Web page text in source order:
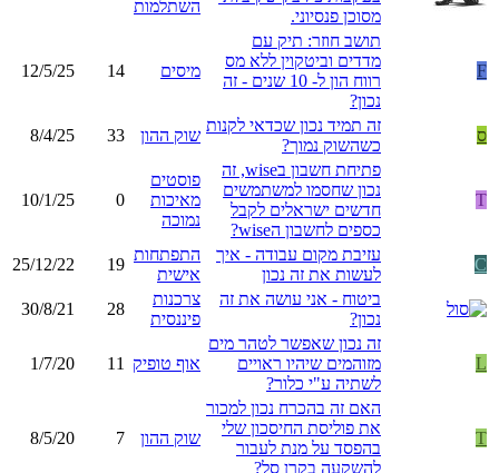
מסוכן פנסיוני.
השתלמות
F
תושב חוזר: תיק עם
מדדים וביטקוין ללא מס
רווח הון ל- 10 שנים - זה
נכון?
מיסים 14
12/5/25
ס
זה תמיד נכון שכדאי לקנות
כשהשוק נמוך?
שוק ההון 33
8/4/25
T
פתיחת חשבון בwise, זה
נכון שחסמו למשתמשים
חדשים ישראלים לקבל
כספים לחשבון הwise?
פוסטים
מאיכות
נמוכה
0
10/1/25
C
עזיבת מקום עבודה - איך
לעשות את זה נכון
התפתחות
אישית
19
25/12/22
ביטוח - אני עושה את זה
נכון?
צרכנות
פיננסית
28
30/8/21
L
זה נכון שאפשר לטהר מים
מזוהמים שיהיו ראויים
לשתיה ע"י כלור?
אוף טופיק 11
1/7/20
T
האם זה בהכרח נכון למכור
את פוליסת החיסכון שלי
בהפסד על מנת לעבור
להשקעה בקרן סל?
שוק ההון 7
8/5/20